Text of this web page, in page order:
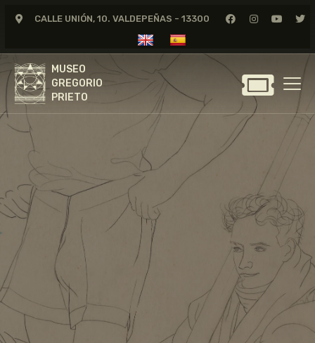
CALLE UNIÓN, 10. VALDEPEÑAS - 13300
MUSEO
GREGORIO
PRIETO
MUSEO
GREGORIO
PRIETO
GREGORIO PRIETO
CERTAMEN DE DIBUJO
FUNDACIÓN
TIENDA
NOTICIAS